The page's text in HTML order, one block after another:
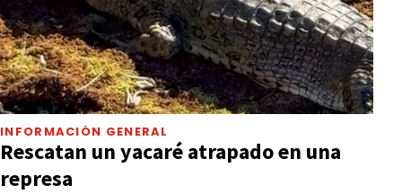
INFORMACIÓN GENERAL
Rescatan un yacaré atrapado en una
represa